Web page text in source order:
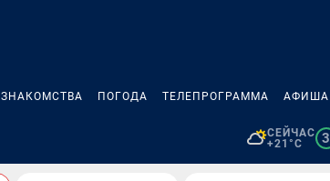
ЗНАКОМСТВА ПОГОДА ТЕЛЕПРОГРАММА АФИША
СЕЙЧАС
+21°C
3